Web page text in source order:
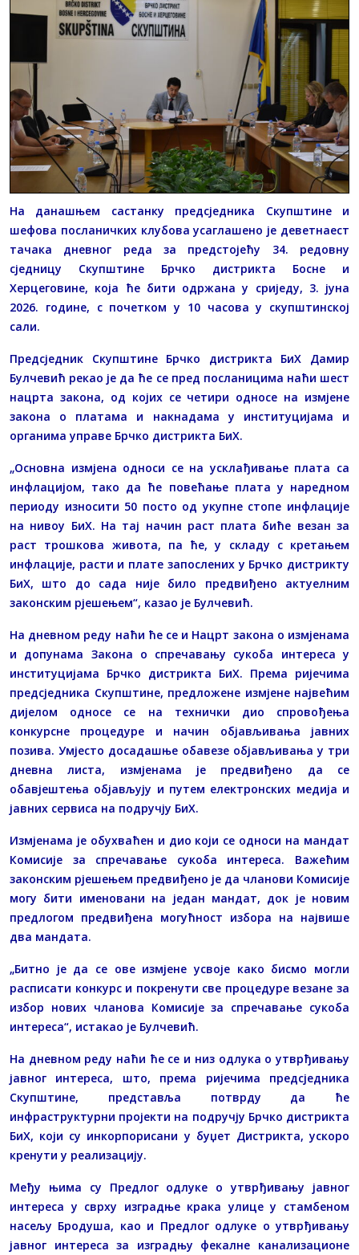
На данашњем састанку предсједника Скупштине и
шефова посланичких клубова усаглашено је деветнаест
тачака дневног реда за предстојећу 34. редовну
сједницу Скупштине Брчко дистрикта Босне и
Херцеговине, која ће бити одржана у сриједу, 3. јуна
2026. године, с почетком у 10 часова у скупштинској
сали.
Предсједник Скупштине Брчко дистрикта БиХ Дамир
Булчевић рекао је да ће се пред посланицима наћи шест
нацрта закона, од којих се четири односе на измјене
закона о платама и накнадама у институцијама и
органима управе Брчко дистрикта БиХ.
„Основна измјена односи се на усклађивање плата са
инфлацијом, тако да ће повећање плата у наредном
периоду износити 50 посто од укупне стопе инфлације
на нивоу БиХ. На тај начин раст плата биће везан за
раст трошкова живота, па ће, у складу с кретањем
инфлације, расти и плате запослених у Брчко дистрикту
БиХ, што до сада није било предвиђено актуелним
законским рјешењем“, казао је Булчевић.
На дневном реду наћи ће се и Нацрт закона о измјенама
и допунама Закона о спречавању сукоба интереса у
институцијама Брчко дистрикта БиХ. Према ријечима
предсједника Скупштине, предложене измјене највећим
дијелом односе се на технички дио спровођења
конкурсне процедуре и начин објављивања јавних
позива. Умјесто досадашње обавезе објављивања у три
дневна листа, измјенама је предвиђено да се
обавјештења објављују и путем електронских медија и
јавних сервиса на подручју БиХ.
Измјенама је обухваћен и дио који се односи на мандат
Комисије за спречавање сукоба интереса. Важећим
законским рјешењем предвиђено је да чланови Комисије
могу бити именовани на један мандат, док је новим
предлогом предвиђена могућност избора на највише
два мандата.
„Битно је да се ове измјене усвоје како бисмо могли
расписати конкурс и покренути све процедуре везане за
избор нових чланова Комисије за спречавање сукоба
интереса“, истакао је Булчевић.
На дневном реду наћи ће се и низ одлука о утврђивању
јавног интереса, што, према ријечима предсједника
Скупштине, представља потврду да ће
инфраструктурни пројекти на подручју Брчко дистрикта
БиХ, који су инкорпорисани у буџет Дистрикта, ускоро
кренути у реализацију.
Међу њима су Предлог одлуке о утврђивању јавног
интереса у сврху изградње крака улице у стамбеном
насељу Бродуша, као и Предлог одлуке о утврђивању
јавног интереса за изградњу фекалне канализационе